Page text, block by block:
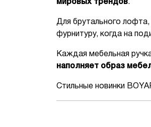
мировых трендов.
Для брутального
фурнитуру, когда на
Каждая мебельная
наполняет образ
Стильные новинки